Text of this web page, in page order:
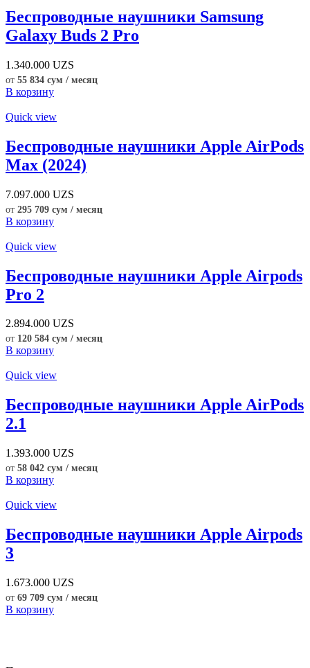
Беспроводные наушники Samsung
Galaxy Buds 2 Pro
1.340.000 UZS
от 55 834 сум / месяц
В корзину
Quick view
Беспроводные наушники Apple AirPods
Max (2024)
7.097.000 UZS
от 295 709 сум / месяц
В корзину
Quick view
Беспроводные наушники Apple Airpods
Pro 2
2.894.000 UZS
от 120 584 сум / месяц
В корзину
Quick view
Беспроводные наушники Apple AirPods
2.1
1.393.000 UZS
от 58 042 сум / месяц
В корзину
Quick view
Беспроводные наушники Apple Airpods
3
1.673.000 UZS
от 69 709 сум / месяц
В корзину